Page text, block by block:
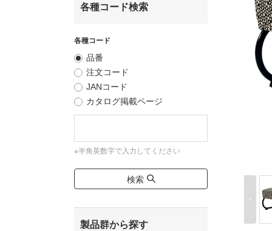
各種コード検索
各種コード
品番
注文コード
JANコード
カタログ掲載ページ
※半角英数字で入力してください
検索
製品群から探す